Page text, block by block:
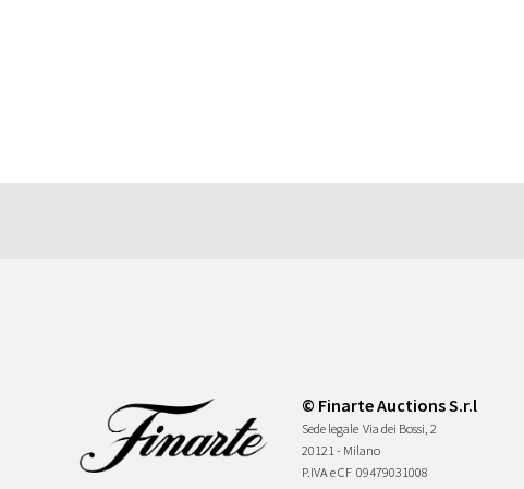
© Finarte Auctions S.r.l
Sede legale Via dei Bossi, 2
20121 - Milano
P.IVA e CF 09479031008